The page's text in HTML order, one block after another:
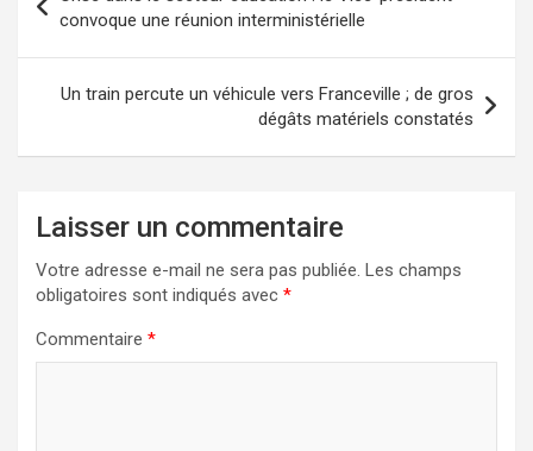
de
l’article
convoque une réunion interministérielle
Un train percute un véhicule vers Franceville ; de gros
dégâts matériels constatés
Laisser un commentaire
Votre adresse e-mail ne sera pas publiée. Les champs
obligatoires sont indiqués avec *
Commentaire *